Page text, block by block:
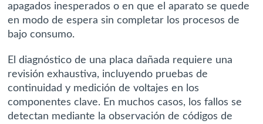
apagados inesperados o en que el aparato se quede
en modo de espera sin completar los procesos de
bajo consumo.
El diagnóstico de una placa dañada requiere una
revisión exhaustiva, incluyendo pruebas de
continuidad y medición de voltajes en los
componentes clave. En muchos casos, los fallos se
detectan mediante la observación de códigos de